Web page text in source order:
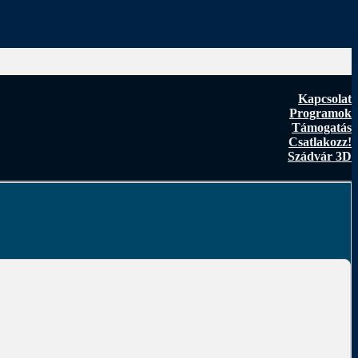
Kapcsolat
Programok
Támogatás
Csatlakozz!
Szádvár 3D